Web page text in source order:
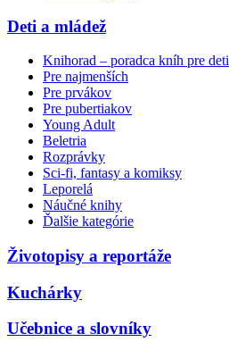
Deti a mládež
Knihorad – poradca kníh pre deti
Pre najmenších
Pre prvákov
Pre pubertiakov
Young Adult
Beletria
Rozprávky
Sci-fi, fantasy a komiksy
Leporelá
Náučné knihy
Ďalšie kategórie
Životopisy a reportáže
Kuchárky
Učebnice a slovníky